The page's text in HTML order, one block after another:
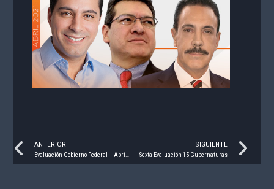
Prev
ANTERIOR SIGUIENTE
Sexta Evaluación 15 Gubernaturas